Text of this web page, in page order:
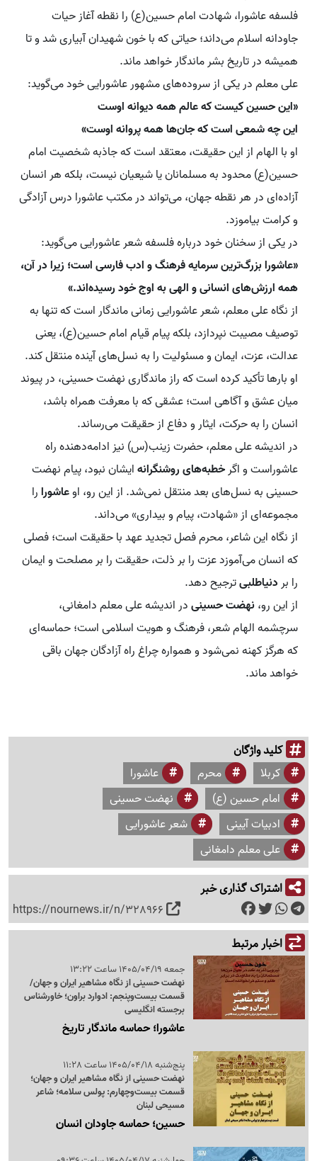
فلسفه عاشورا، شهادت امام حسین(ع) را نقطه آغاز حیات
جاودانه اسلام می‌داند؛ حیاتی که با خون شهیدان آبیاری شد و تا
همیشه در تاریخ بشر ماندگار خواهد ماند.
علی معلم در یکی از سروده‌های مشهور عاشورایی خود می‌گوید:
«این حسین کیست که عالم همه دیوانه اوست
این چه شمعی است که جان‌ها همه پروانه اوست»
او با الهام از این حقیقت، معتقد است که جاذبه شخصیت امام
حسین(ع) محدود به مسلمانان یا شیعیان نیست، بلکه هر انسان
آزاده‌ای در هر نقطه جهان، می‌تواند در مکتب عاشورا درس آزادگی
و کرامت بیاموزد.
در یکی از سخنان خود درباره فلسفه شعر عاشورایی می‌گوید:
«عاشورا بزرگ‌ترین سرمایه فرهنگ و ادب فارسی است؛ زیرا در آن،
همه ارزش‌های انسانی و الهی به اوج خود رسیده‌اند.»
از نگاه علی معلم، شعر عاشورایی زمانی ماندگار است که تنها به
توصیف مصیبت نپردازد، بلکه پیام قیام امام حسین(ع)، یعنی
عدالت، عزت، ایمان و مسئولیت را به نسل‌های آینده منتقل کند.
او بارها تأکید کرده است که راز ماندگاری نهضت حسینی، در پیوند
میان عشق و آگاهی است؛ عشقی که با معرفت همراه باشد،
انسان را به حرکت، ایثار و دفاع از حقیقت می‌رساند.
در اندیشه علی معلم، حضرت زینب(س) نیز ادامه‌دهنده راه
عاشوراست و اگرخطبه‌های روشنگرانهایشان نبود، پیام نهضت
حسینی به نسل‌های بعد منتقل نمی‌شد. از این رو، اوعاشورارا
مجموعه‌ای از «شهادت، پیام و بیداری» می‌داند.
از نگاه این شاعر، محرم فصل تجدید عهد با حقیقت است؛ فصلی
که انسان می‌آموزد عزت را بر ذلت، حقیقت را بر مصلحت و ایمان
را بر دنیاطلبیترجیح دهد.
از این رو،نهضت حسینیدر اندیشه علی معلم دامغانی،
سرچشمه الهام شعر، فرهنگ و هویت اسلامی است؛ حماسه‌ای
که هرگز کهنه نمی‌شود و همواره چراغ راه آزادگان جهان باقی
خواهد ماند.
کلید واژگان
کربلا محرم
عاشورا
امام حسین (ع)
نهضت حسینی
ادبیات آیینی
شعر عاشورایی
علی معلم دامغانی
اشتراک گذاری خبر
https://nournews.ir/n/328966
اخبار مرتبط
جمعه 1405/04/19 ساعت 13:22
نهضت حسینی از نگاه مشاهیر ایران و جهان/
قسمت بیست‌وپنجم: ادوارد براون؛ خاورشناس
برجسته انگلیسی
عاشورا؛ حماسه ماندگار تاریخ
پنج‌شنبه 1405/04/18 ساعت 11:28
نهضت حسینی از نگاه مشاهیر ایران و جهان؛
قسمت بیست‌وچهارم: پولس سلامه؛ شاعر
مسیحی لبنان
حسین؛ حماسه جاودان انسان